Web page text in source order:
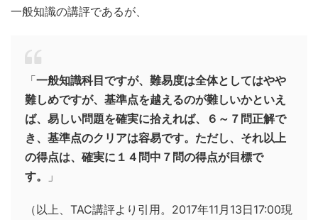
一般知識の講評であるが、
「一般知識科目ですが、難易度は全体としてはやや
難しめですが、基準点を越えるのが難しいかといえ
ば、易しい問題を確実に拾えれば、６～７問正解で
き、基準点のクリアは容易です。ただし、それ以上
の得点は、確実に１４問中７問の得点が目標で
す。
」
（以上、TAC講評より引用。2017年11月13日17:00現